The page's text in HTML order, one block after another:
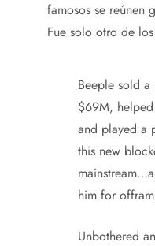
famosos se reúnen
Fue solo otro de
Beeple sold
$69M,
and played a
this new
him for
Unbothered